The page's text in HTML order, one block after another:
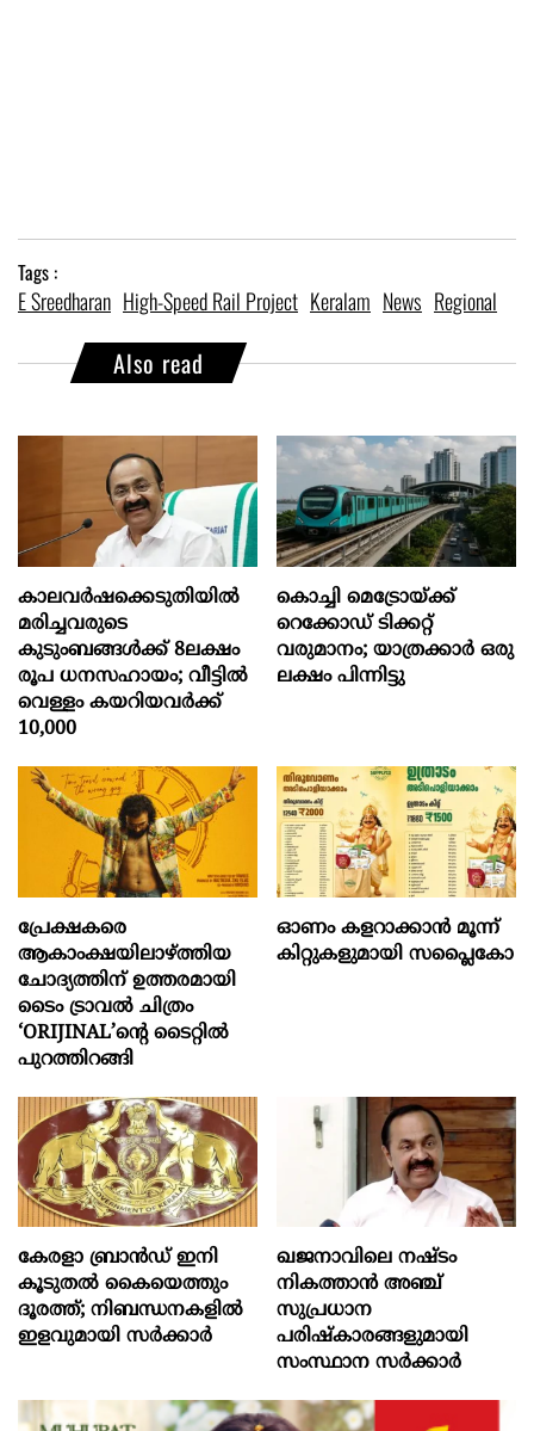
Tags :
E Sreedharan High-Speed Rail Project Keralam News Regional
Also read
കാലവർഷക്കെടുതിയിൽ
മരിച്ചവരുടെ
കുടുംബങ്ങൾക്ക് 8ലക്ഷം
രൂപ ധനസഹായം; വീട്ടിൽ
വെള്ളം കയറിയവർക്ക്
10,000
കൊച്ചി മെട്രോയ്ക്ക്
റെക്കോഡ് ടിക്കറ്റ്
വരുമാനം; യാത്രക്കാർ ഒരു
ലക്ഷം പിന്നിട്ടു
പ്രേക്ഷകരെ
ആകാംക്ഷയിലാഴ്ത്തിയ
ചോദ്യത്തിന് ഉത്തരമായി
ടൈം ട്രാവൽ ചിത്രം
‘ORIJINAL’ന്റെ ടൈറ്റിൽ
പുറത്തിറങ്ങി
ഓണം കളറാക്കാന്‍ മൂന്ന്
കിറ്റുകളുമായി സപ്ലൈകോ
കേരളാ ബ്രാൻഡ് ഇനി
കൂടുതൽ കൈയെത്തും
ദൂരത്ത്; നിബന്ധനകളിൽ
ഇളവുമായി സർക്കാർ
ഖജനാവിലെ നഷ്ടം
നികത്താൻ അഞ്ച്
സുപ്രധാന
പരിഷ്കാരങ്ങളുമായി
സംസ്ഥാന സർക്കാർ